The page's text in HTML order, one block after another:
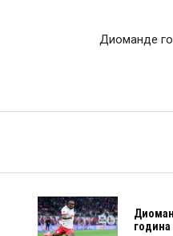
Диоманде
година